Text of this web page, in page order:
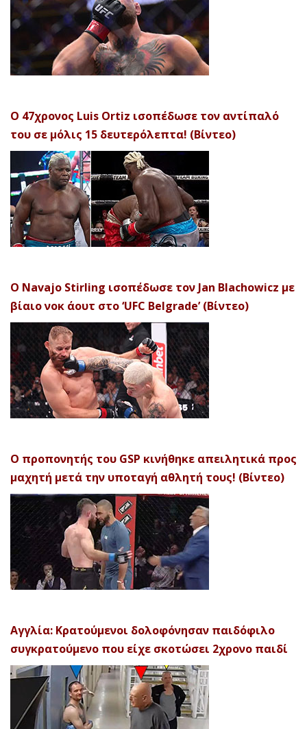
Ο 47χρονος Luis Ortiz ισοπέδωσε τον αντίπαλό
του σε μόλις 15 δευτερόλεπτα! (Βίντεο)
Ο Navajo Stirling ισοπέδωσε τον Jan Blachowicz με
βίαιο νοκ άουτ στο ‘UFC Belgrade’ (Βίντεο)
Ο προπονητής του GSP κινήθηκε απειλητικά προς
μαχητή μετά την υποταγή αθλητή τους! (Βίντεο)
Αγγλία: Κρατούμενοι δολοφόνησαν παιδόφιλο
συγκρατούμενο που είχε σκοτώσει 2χρονο παιδί